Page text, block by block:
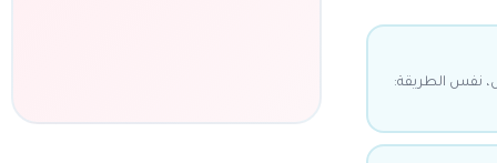
3، حاجة.' المرة #5 نفس السؤال، نفس الطريقة: